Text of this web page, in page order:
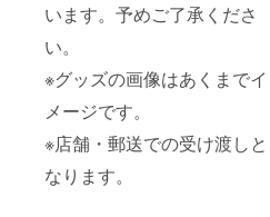
います。予めご了承くださ
い。
※グッズの画像はあくまでイ
メージです。
※店舗・郵送での受け渡しと
なります。